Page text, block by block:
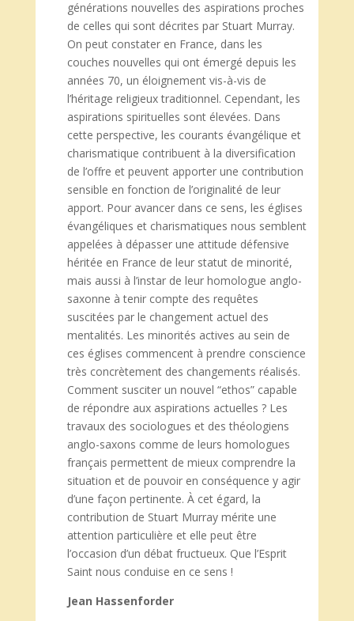
générations nouvelles des aspirations proches
de celles qui sont décrites par Stuart Murray.
On peut constater en France, dans les
couches nouvelles qui ont émergé depuis les
années 70, un éloignement vis-à-vis de
l’héritage religieux traditionnel. Cependant, les
aspirations spirituelles sont élevées. Dans
cette perspective, les courants évangélique et
charismatique contribuent à la diversification
de l’offre et peuvent apporter une contribution
sensible en fonction de l’originalité de leur
apport. Pour avancer dans ce sens, les églises
évangéliques et charismatiques nous semblent
appelées à dépasser une attitude défensive
héritée en France de leur statut de minorité,
mais aussi à l’instar de leur homologue anglo-
saxonne à tenir compte des requêtes
suscitées par le changement actuel des
mentalités. Les minorités actives au sein de
ces églises commencent à prendre conscience
très concrètement des changements réalisés.
Comment susciter un nouvel “ethos” capable
de répondre aux aspirations actuelles ? Les
travaux des sociologues et des théologiens
anglo-saxons comme de leurs homologues
français permettent de mieux comprendre la
situation et de pouvoir en conséquence y agir
d’une façon pertinente. À cet égard, la
contribution de Stuart Murray mérite une
attention particulière et elle peut être
l’occasion d’un débat fructueux. Que l’Esprit
Saint nous conduise en ce sens !
Jean Hassenforder